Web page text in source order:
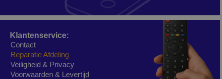
Klantenservice:
Contact
Reparatie Afdeling
Veiligheid & Privacy
Voorwaarden & Levertijd